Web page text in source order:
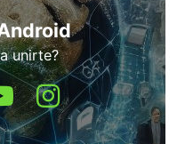
unirte?